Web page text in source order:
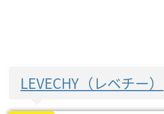
LEVECHY（レベチー）